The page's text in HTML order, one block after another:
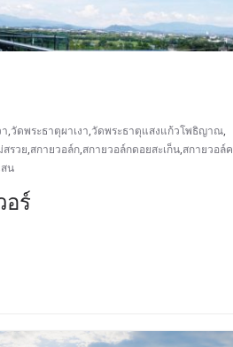
,วัดพระธาตุผาเงา,วัดพระธาตุแสงแก้วโพธิญาณ,
รวย,สกายวอล์ก,สกายวอล์กดอยสะเก็น,สกายวอล์ค
น
อร์